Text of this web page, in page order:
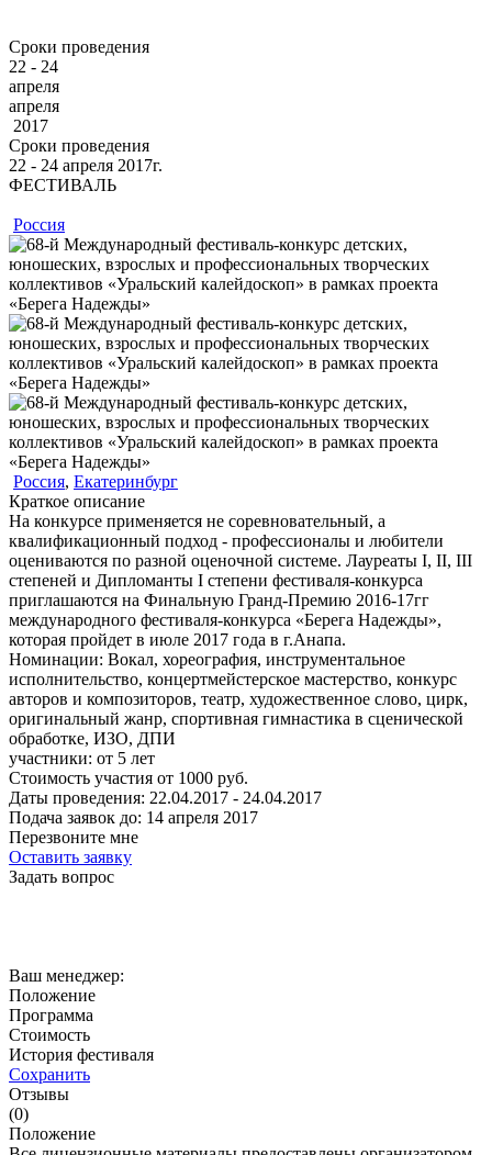
Сроки проведения
22 - 24
апреля
апреля
2017
Сроки проведения
22 ‐ 24 апреля 2017г.
ФЕСТИВАЛЬ
Россия
Россия, Екатеринбург
Краткое описание
На конкурсе применяется не соревновательный, а
квалификационный подход - профессионалы и любители
оцениваются по разной оценочной системе. Лауреаты I, II, III
степеней и Дипломанты I степени фестиваля-конкурса
приглашаются на Финальную Гранд-Премию 2016-17гг
международного фестиваля-конкурса «Берега Надежды»,
которая пройдет в июле 2017 года в г.Анапа.
Номинации: Вокал, хореография, инструментальное
исполнительство, концертмейстерское мастерство, конкурс
авторов и композиторов, театр, художественное слово, цирк,
оригинальный жанр, спортивная гимнастика в сценической
обработке, ИЗО, ДПИ
участники: от 5 лет
Стоимость участия от 1000 руб.
Даты проведения: 22.04.2017 - 24.04.2017
Подача заявок до: 14 апреля 2017
Перезвоните мне
Оставить заявку
Задать вопрос
Ваш менеджер:
Положение
Программа
Стоимость
История фестиваля
Сохранить
Отзывы
(0)
Положение